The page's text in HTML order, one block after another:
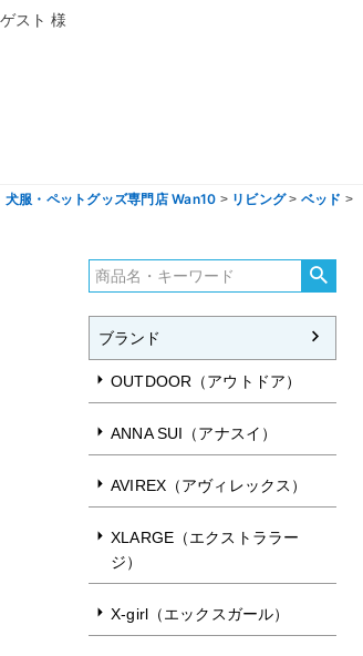
ゲスト 様
犬服・ペットグッズ専門店 Wan10 リビング ベッド
ブランド
OUTDOOR（アウトドア）
ANNA SUI（アナスイ）
AVIREX（アヴィレックス）
XLARGE（エクストララー
ジ）
X-girl（エックスガール）